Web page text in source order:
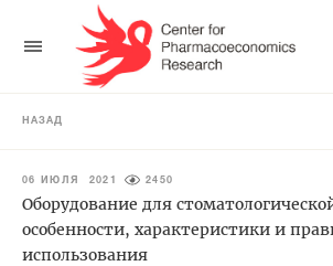
НАЗАД
06 ИЮЛЯ 2021 2450
Оборудование для
особенности, характеристики и
использования